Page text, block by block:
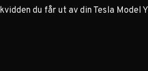
du får ut av din Tesla Model